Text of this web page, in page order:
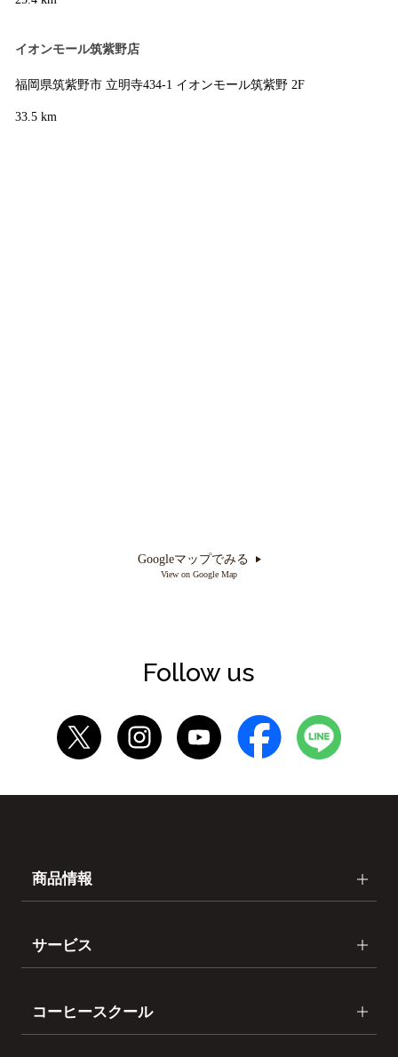
イオンモール筑紫野店
福岡県筑紫野市 立明寺434-1 イオンモール筑紫野 2F
33.5 km
Googleマップでみる
View on Google Map
Follow us
商品情報
サービス
コーヒースクール